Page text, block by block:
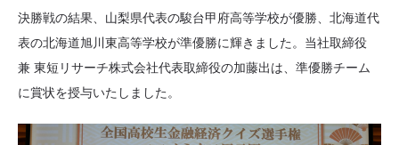
決勝戦の結果、山梨県代表の駿台甲府高等学校が優勝、北海道代
表の北海道旭川東高等学校が準優勝に輝きました。当社取締役
兼 東短リサーチ株式会社代表取締役の加藤出は、準優勝チーム
に賞状を授与いたしました。